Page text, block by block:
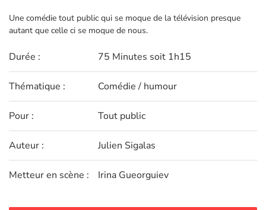
Une comédie tout public qui se moque de la télévision presque
autant que celle ci se moque de nous.
Durée : 75 Minutes soit 1h15
Thématique : Comédie / humour
Pour : Tout public
Auteur : Julien Sigalas
Metteur en scène : Irina Gueorguiev